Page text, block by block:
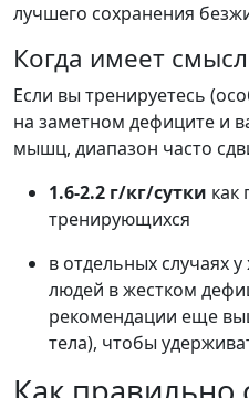
лучшего сохранения
Когда имеет
Если вы тренируетесь
на заметном дефиците и
мышц, диапазон часто
1.6-2.2 г/кг/сутки как
тренирующихся
в отдельных случаях
людей в жестком
рекомендации еще
тела), чтобы